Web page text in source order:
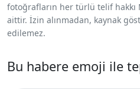
fotoğrafların her türlü telif hakkı
aittir. İzin alınmadan, kaynak
edilemez.
Bu habere emoji ile